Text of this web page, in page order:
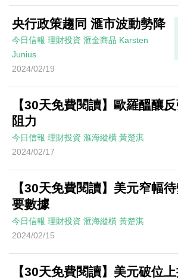
央行政策趨同 滙市波動勢降
今日信報 理財投資 滙金商品 Karsten
Junius
2024/02/19
【30天免費閱讀】歐羅醞釀
阻力
今日信報 理財投資 滙海縱橫 黃楚淇
2024/02/17
【30天免費閱讀】美元窄幅
要數據
今日信報 理財投資 滙海縱橫 黃楚淇
2024/02/15
【30天免費閱讀】美元破位